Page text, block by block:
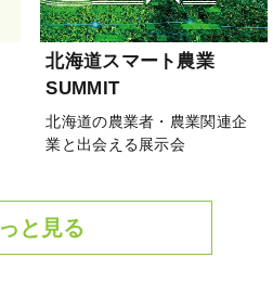
北海道スマート農業
SUMMIT
北海道の農業者・農業関連企
業と出会える展示会
と見る